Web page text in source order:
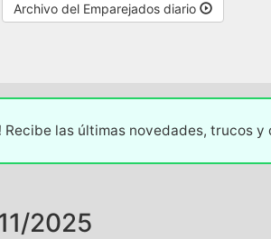
Archivo del Emparejados diario
Recibe las últimas novedades, trucos
2025